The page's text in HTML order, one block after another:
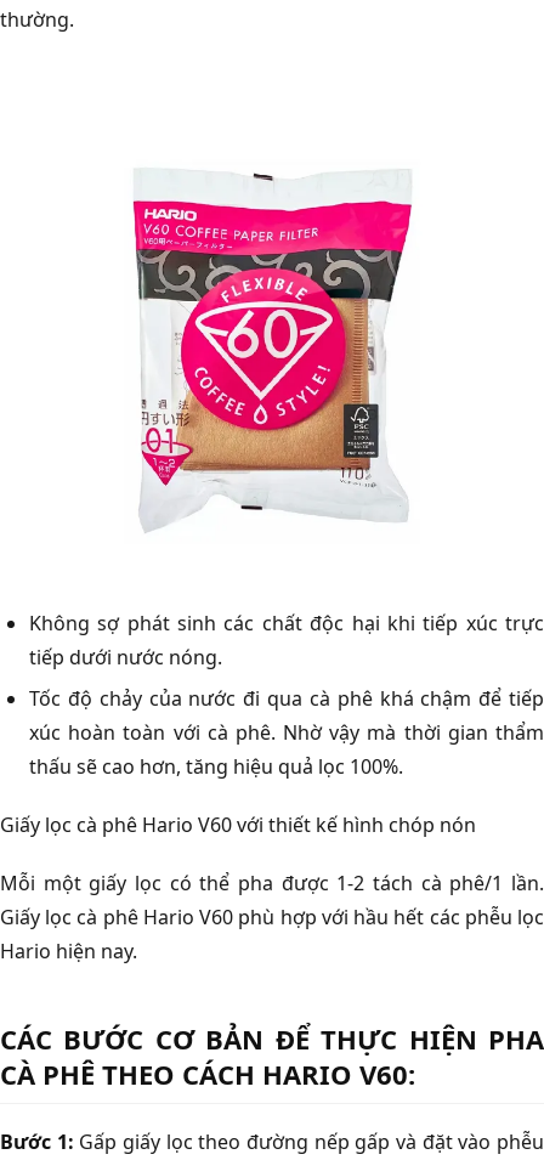
thường.
Không sợ phát sinh các chất độc hại khi tiếp xúc trực
tiếp dưới nước nóng.
Tốc độ chảy của nước đi qua cà phê khá chậm để tiếp
xúc hoàn toàn với cà phê. Nhờ vậy mà thời gian thẩm
thấu sẽ cao hơn, tăng hiệu quả lọc 100%.
Giấy lọc cà phê Hario V60 với thiết kế hình chóp nón
Mỗi một giấy lọc có thể pha được 1-2 tách cà phê/1 lần.
Giấy lọc cà phê Hario V60 phù hợp với hầu hết các phễu lọc
Hario hiện nay.
CÁC BƯỚC CƠ BẢN ĐỂ THỰC HIỆN PHA
CÀ PHÊ THEO CÁCH HARIO V60:
Bước 1: Gấp giấy lọc theo đường nếp gấp và đặt vào phễu